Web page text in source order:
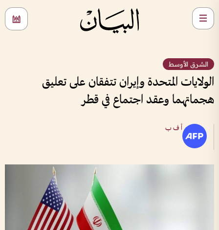
الشرق الأوسط
الولايات المتحدة وإيران تتفقان على تعليق
هجماتهما وعقد اجتماع في قطر
أ ف ب